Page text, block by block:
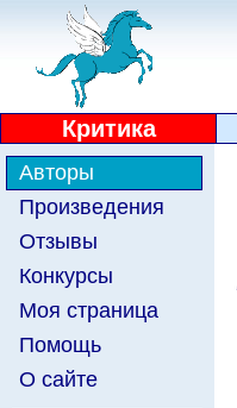
Критика
Авторы
Произведения
Отзывы
Конкурсы
Моя страница
Помощь
О сайте